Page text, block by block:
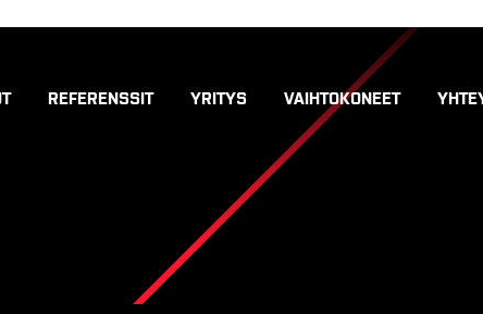
REFERENSSIT YRITYS VAIHTOKONEET